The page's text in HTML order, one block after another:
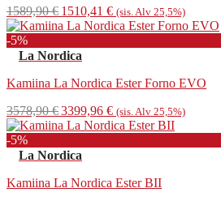
1589,90€ Alkuperäinen
hinta
1589,90 €.
1510,41 €Nykyinen
hinta
(sis. Alv 25,5%)
-5%
La Nordica
Kamiina La Nordica Ester Forno EVO
3578,90€ Alkuperäinen
hinta
3578,90 €.
3399,96 €Nykyinen
hinta
(sis. Alv 25,5%)
-5%
La Nordica
Kamiina La Nordica Ester BII